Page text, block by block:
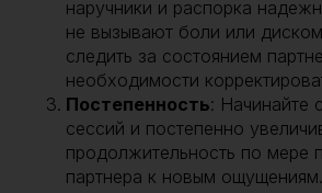
наручники и распорка
не вызывают боли или
следить за состоянием
необходимости
Постепенность: Начинайте
сессий и постепенно
продолжительность по мере
партнера к новым ощущениям.